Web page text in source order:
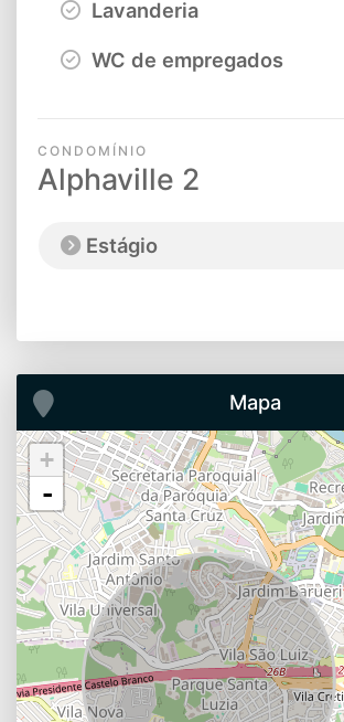
Lavanderia
WC de empregados
CONDOMÍNIO
Alphaville 2
Estágio
Mapa
+
-